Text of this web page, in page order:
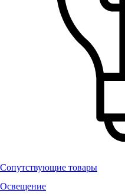
Сопутствующие товары
Освещение